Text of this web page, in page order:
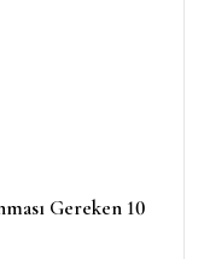
Gereken 10